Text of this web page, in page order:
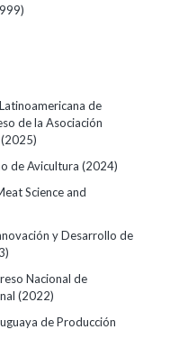
de
de la Asociación
(2025)
de Avicultura (2024)
Science and
y Desarrollo de
Nacional de
(2022)
de Producción